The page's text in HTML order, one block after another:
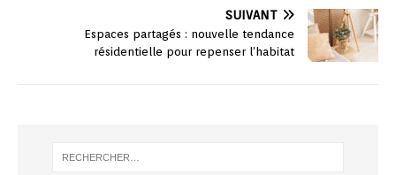
SUIVANT
Espaces partagés : nouvelle tendance
résidentielle pour repenser l’habitat